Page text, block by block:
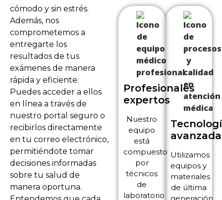
cómodo y sin estrés.
Además, nos
comprometemos a
entregarte los
resultados de tus
exámenes de manera
rápida y eficiente.
Puedes acceder a ellos
en línea a través de
nuestro portal seguro o
recibirlos directamente
en tu correo electrónico,
permitiéndote tomar
decisiones informadas
sobre tu salud de
manera oportuna.
Profesionales
expertos
Nuestro
equipo
está
compuesto
por
técnicos
de
laboratorio
avanzada
Utilizamos
equipos y
materiales
de última